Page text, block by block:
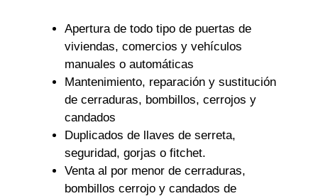
Apertura de todo tipo de puertas de
viviendas, comercios y vehículos
manuales o automáticas
Mantenimiento, reparación y sustitución
de cerraduras, bombillos, cerrojos y
candados
Duplicados de llaves de serreta,
seguridad, gorjas o fitchet.
Venta al por menor de cerraduras,
bombillos cerrojo y candados de